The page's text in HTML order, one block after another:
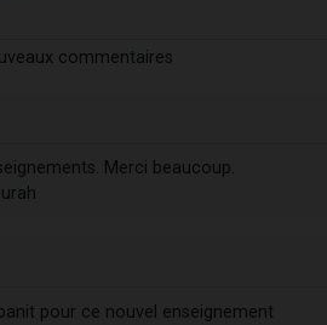
commentaires
Merci beaucoup.
pour ce nouvel enseignement